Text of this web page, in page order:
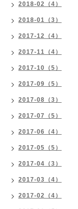
2018-02（4）
2018-01（3）
2017-12（4）
2017-11（4）
2017-10（5）
2017-09（5）
2017-08（3）
2017-07（5）
2017-06（4）
2017-05（5）
2017-04（3）
2017-03（4）
2017-02（4）